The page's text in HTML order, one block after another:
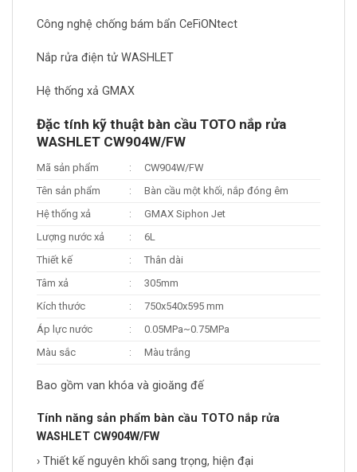
Công nghệ chống bám bẩn CeFiONtect
Nắp rửa điện tử WASHLET
Hệ thống xả GMAX
Đặc tính kỹ thuật bàn cầu TOTO nắp rửa
WASHLET CW904W/FW
Mã sản phẩm :
CW904W/FW
Tên sản phẩm
:
Bàn cầu một khối, nắp đóng êm
Hệ thống xả
:
GMAX Siphon Jet
Lượng nước xả
:
6L
Thiết kế
:
Thân dài
Tâm xả
:
305mm
Kích thước
:
750x540x595 mm
Áp lực nước
:
0.05MPa~0.75MPa
Màu sắc
: Màu trắng
Bao gồm van khóa và gioăng đế
Tính năng sản phẩm bàn cầu TOTO nắp rửa
WASHLET CW904W/FW
› Thiết kế nguyên khối sang trọng, hiện đại